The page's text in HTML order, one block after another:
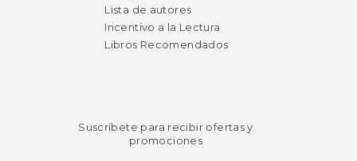
Lista de autores
Incentivo a la Lectura
Libros Recomendados
Suscríbete para recibir ofertas y
promociones